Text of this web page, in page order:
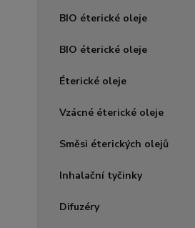
BIO éterické oleje
BIO éterické oleje
Éterické oleje
Vzácné éterické oleje
Směsi éterických olejů
Inhalační tyčinky
Difuzéry